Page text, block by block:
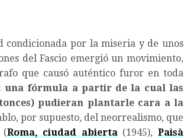
condicionada por la miseria y de unos
del Fascio emergió un movimiento,
que causó auténtico furor en toda
una fórmula a partir de la cual las
pudieran plantarle cara a la
por supuesto, del neorrealismo, que
(Roma, ciudad abierta(1945),Paisà